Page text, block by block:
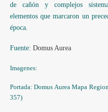
de cañón y complejos
elementos que marcaron un
época.
Fuente: Domus Aurea
Imagenes:
Portada: Domus Aurea Mapa
357)